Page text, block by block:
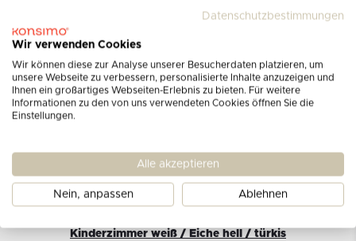
Höhe [cm]
Tiefe [cm]
Kundenbewertungen
Kinderzimmer weiß / Eiche hell / türkis
Datenschutzbestimmungen
Wir verwenden Cookies
Wir können diese zur Analyse unserer Besucherdaten platzieren, um
unsere Webseite zu verbessern, personalisierte Inhalte anzuzeigen und
Ihnen ein großartiges Webseiten-Erlebnis zu bieten. Für weitere
Informationen zu den von uns verwendeten Cookies öffnen Sie die
Einstellungen.
Alle akzeptieren
Nein, anpassen Ablehnen